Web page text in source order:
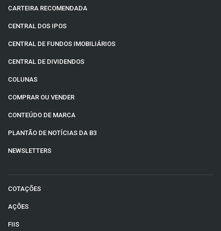
CARTEIRA RECOMENDADA
CENTRAL DOS IPOS
CENTRAL DE FUNDOS IMOBILIÁRIOS
CENTRAL DE DIVIDENDOS
COLUNAS
COMPRAR OU VENDER
CONTEÚDO DE MARCA
PLANTÃO DE NOTÍCIAS DA B3
NEWSLETTERS
COTAÇÕES
AÇÕES
FIIS